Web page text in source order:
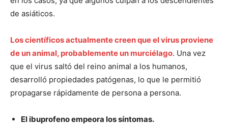
de asiáticos.
Los científicos actualmente creen que el virus proviene
de un animal, probablemente un murciélago. Una vez
que el virus saltó del reino animal a los humanos,
desarrolló propiedades patógenas, lo que le permitió
propagarse rápidamente de persona a persona.
El ibuprofeno empeora los síntomas.